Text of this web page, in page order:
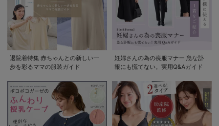
退院着特集 赤ちゃんとの新しい一
歩を彩るママの服装ガイド
妊婦さんの為の喪服マナー 急な訃
報にも慌てない。実用Q&Aガイド